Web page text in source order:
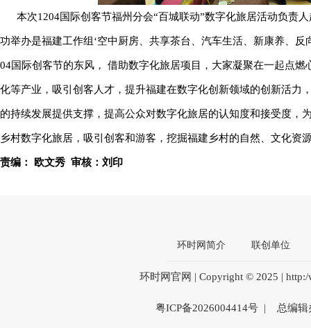
本次1204国际创客节福州分会“百城联动”数字化旅居活动负责
功举办是福建工作组‘空中厨房、共享茶台、汽车生活、新康养、
04国际创客节的东风， 借助数字化旅居项目，大家凝聚在一起点
化等产业，吸引创客人才，提升福建在数字化创新领域的创新活
的持续发展提供支撑，提高公众对数字化旅居的认知度和接受度
乡村数字化旅居，吸引创客和游客，挖掘福建乡村的自然、文化资
责编： 欧文秀 审核：刘印
环时网简介 联创单位
环时网官网 | Copyright © 2025 |
粤ICP备2026004414号 | 总编辑